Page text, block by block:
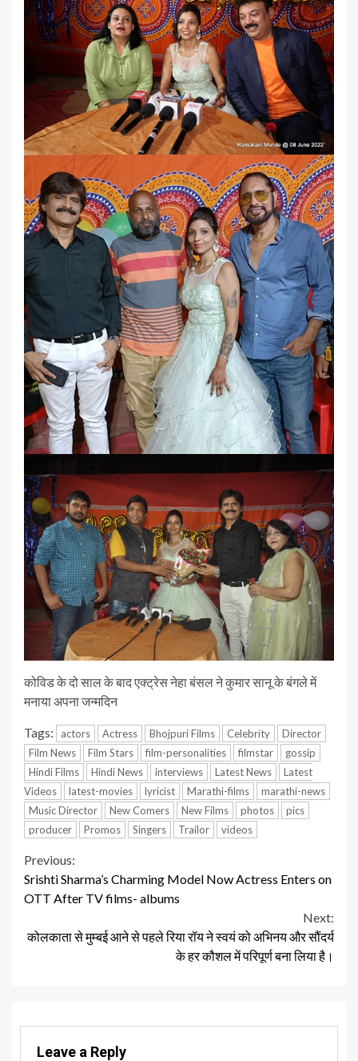
कोविड के दो साल के बाद एक्ट्रेस नेहा बंसल ने कुमार सानू के बंगले में
मनाया अपना जन्मदिन
Tags: actors Actress Bhojpuri Films Celebrity
Director
Film News
Film Stars film-personalities filmstar
gossip
Hindi Films
Hindi News interviews Latest News
Latest
Videos
latest-movies lyricist Marathi-films
marathi-news
Music Director
New Comers New Films photos
pics
producer
Promos Singers Trailor videos
Continue
Reading
Previous:
Srishti Sharma’s Charming Model Now Actress Enters on
OTT After TV films- albums
Next:
कोलकाता से मुम्बई आने से पहले रिया रॉय ने स्वयं को अभिनय और सौंदर्य
के हर कौशल में परिपूर्ण बना लिया है।
Leave a Reply